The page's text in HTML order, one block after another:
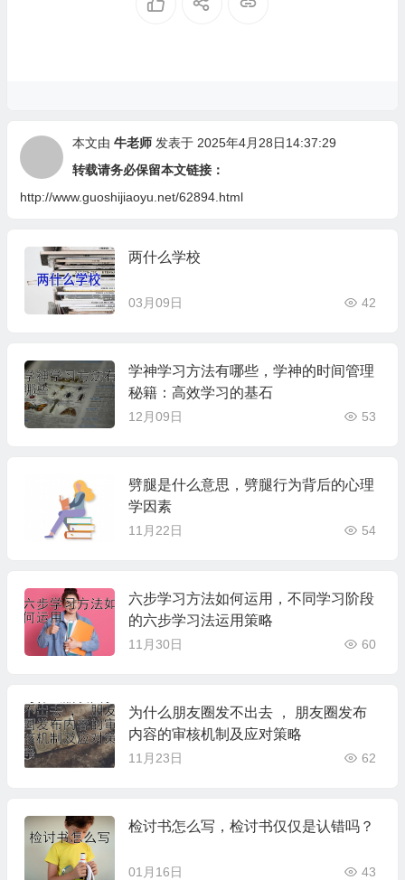
本文由 牛老师发表于 2025年4月28日14:37:29
转载请务必保留本文链接：
http://www.guoshijiaoyu.net/62894.html
两什么学校
03月09日 42
学神学习方法有哪些，学神的时间管理
秘籍：高效学习的基石
12月09日 53
劈腿是什么意思，劈腿行为背后的心理
学因素
11月22日 54
六步学习方法如何运用，不同学习阶段
的六步学习法运用策略
11月30日 60
为什么朋友圈发不出去 ， 朋友圈发布
内容的审核机制及应对策略
11月23日 62
检讨书怎么写，检讨书仅仅是认错吗？
01月16日 43